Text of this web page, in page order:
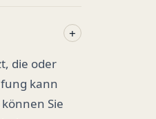
+
die oder
kann
Sie